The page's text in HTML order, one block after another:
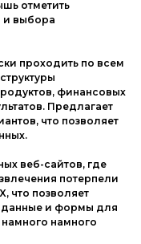
отметить
и выбора
проходить по всем
финансовых
Предлагает
что позволяет
веб-сайтов, где
потерпели
что позволяет
данные и формы для
намного